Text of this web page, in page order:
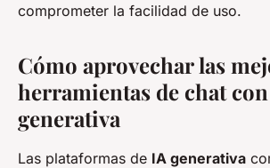
comprometer la facilidad de uso.
Cómo aprovechar las
herramientas de chat
generativa
Las plataformas de IA generativa